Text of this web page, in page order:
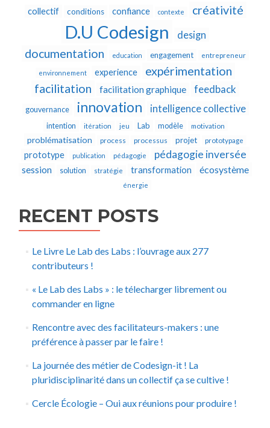
collectif conditions confiance contexte créativité
D.U Codesign design
documentation education engagement entrepreneur
environnement experience
expérimentation
facilitation
facilitation graphique feedback
gouvernance innovation intelligence collective
intention itération jeu Lab modèle motivation
problématisation process processus projet prototypage
prototype publication pédagogie pédagogie inversée
session solution stratégie transformation écosystème
énergie
RECENT POSTS
Le Livre Le Lab des Labs : l’ouvrage aux 277
contributeurs !
« Le Lab des Labs » : le télecharger librement ou
commander en ligne
Rencontre avec des facilitateurs-makers : une
préférence à passer par le faire !
La journée des métier de Codesign-it ! La
pluridisciplinarité dans un collectif ça se cultive !
Cercle Écologie – Oui aux réunions pour produire !